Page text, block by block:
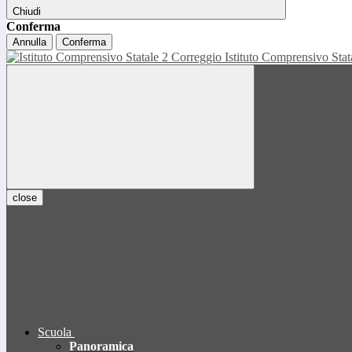
Chiudi
Conferma
Annulla Conferma
Istituto Comprensivo
close
Scuola
Panoramica